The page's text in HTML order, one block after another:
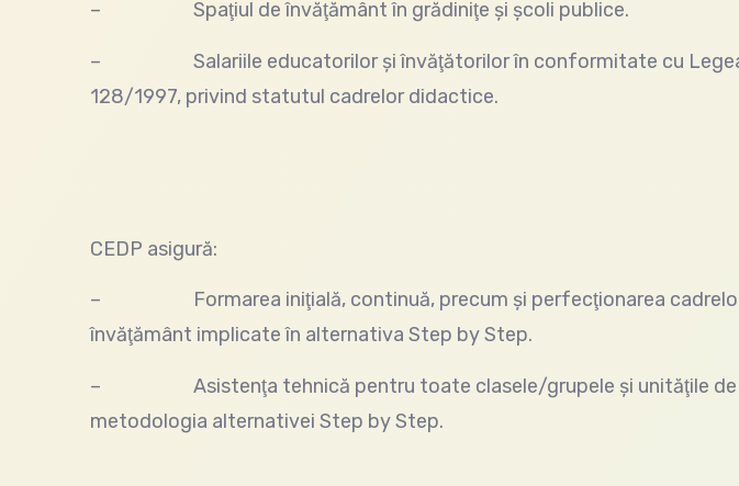
– Spaţiul de învăţământ în grădiniţe şi şcoli publice.
– Salariile educatorilor şi învăţătorilor în conformitate cu Legea
128/1997, privind statutul cadrelor didactice.
CEDP asigură:
– Formarea iniţială, continuă, precum şi perfecţionarea cadrelor
învăţământ implicate în alternativa Step by Step.
– Asistenţa tehnică pentru toate clasele/grupele şi unităţile de
metodologia alternativei Step by Step.